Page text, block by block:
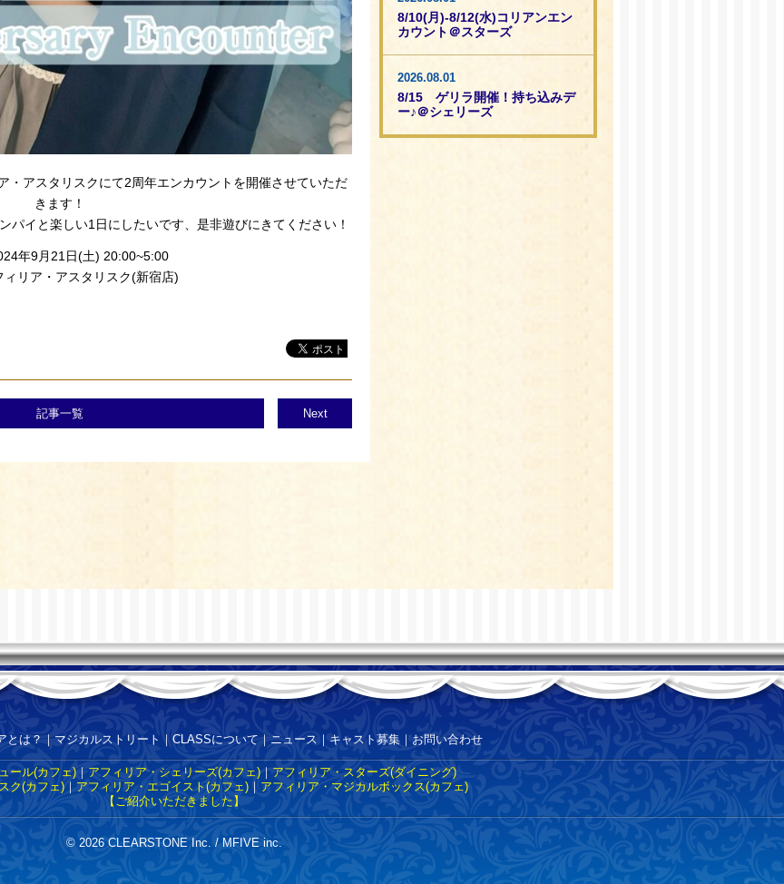
・アスタリスクにて2周年エンカウントを開催させていただ
きます！
パイと楽しい1日にしたいです、是非遊びにきてください！
年9月21日(土) 20:00~5:00
ィリア・アスタリスク(新宿店)
記事一覧 Next
8/10(月)-8/12(水)コリアンエン
カウント＠スターズ
2026.08.01
8/15 ゲリラ開催！持ち込みデ
ー♪＠シェリーズ
とは？ ｜ マジカルストリート ｜ CLASSについて ｜ ニュース ｜ キャスト募集 ｜ お問い合わせ
ール(カフェ) ｜ アフィリア・シェリーズ(カフェ) ｜ アフィリア・スターズ(ダイニング)
ク(カフェ) ｜ アフィリア・エゴイスト(カフェ) ｜ アフィリア・マジカルボックス(カフェ)
【ご紹介いただきました】
© 2026 CLEARSTONE Inc. / MFIVE inc.